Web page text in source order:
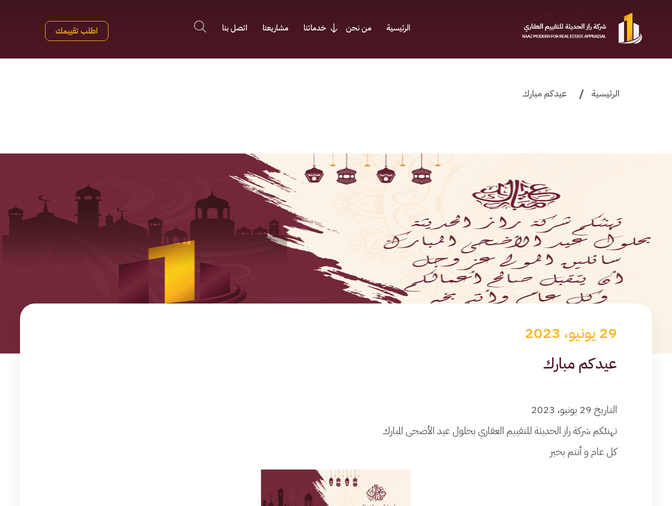
content
الرئيسية من نحن خدماتنا مشاريعنا اتصل بنا اطلب تقييمك
الرئيسية عيدكم مبارك
29 يونيو، 2023
عيدكم مبارك
التاريخ 29 يونيو، 2023
تهنئكم شركة راز الحديثة للتقييم العقاري بحلول عيد الأضحى المبارك
كل عام و أنتم بخير